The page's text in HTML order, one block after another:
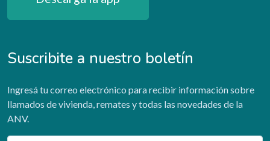
Suscribite a nuestro boletín
Ingresá tu correo electrónico para recibir información sobre
llamados de vivienda, remates y todas las novedades de la
ANV.